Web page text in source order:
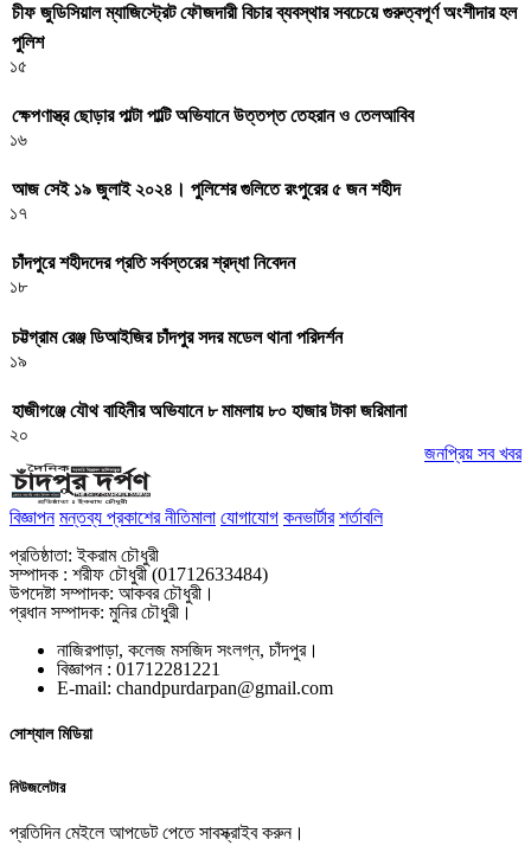
চীফ জুডিসিয়াল ম্যাজিস্ট্রেট ফৌজদারী বিচার ব্যবস্থার সবচেয়ে গুরুত্বপূর্ণ অংশীদার হল
পুলিশ
১৫
ক্ষেপণাস্ত্র ছোড়ার পাল্টা পাল্টি অভিযানে উত্তপ্ত তেহরান ও তেলআবিব
১৬
আজ সেই ১৯ জুলাই ২০২৪। পুলিশের গুলিতে রংপুরের ৫ জন শহীদ
১৭
চাঁদপুরে শহীদদের প্রতি সর্বস্তরের শ্রদ্ধা নিবেদন
১৮
চট্টগ্রাম রেঞ্জ ডিআইজির চাঁদপুর সদর মডেল থানা পরিদর্শন
১৯
হাজীগঞ্জে যৌথ বাহিনীর অভিযানে ৮ মামলায় ৮০ হাজার টাকা জরিমানা
২০
জনপ্রিয় সব খবর
বিজ্ঞাপন মন্তব্য প্রকাশের নীতিমালা যোগাযোগ কনভার্টার শর্তাবলি
প্রতিষ্ঠাতা: ইকরাম চৌধুরী
সম্পাদক : শরীফ চৌধুরী (01712633484)
উপদেষ্টা সম্পাদক: আকবর চৌধুরী।
প্রধান সম্পাদক: মুনির চৌধুরী।
নাজিরপাড়া, কলেজ মসজিদ সংলগ্ন, চাঁদপুর।
‎বিজ্ঞাপন : 01712281221
‎E-mail: chandpurdarpan@gmail.com
সোশ্যাল মিডিয়া
নিউজলেটার
প্রতিদিন মেইলে আপডেট পেতে সাবস্ক্রাইব করুন।